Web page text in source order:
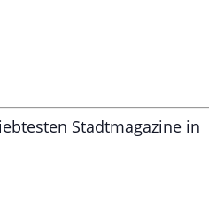
Stadtmagazine in